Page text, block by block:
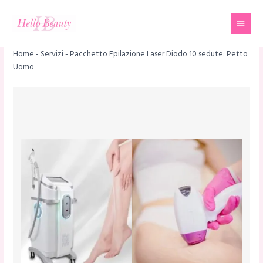
contenuto
Home- Servizi-Pacchetto Epilazione Laser Diodo 10 sedute: Petto
Uomo